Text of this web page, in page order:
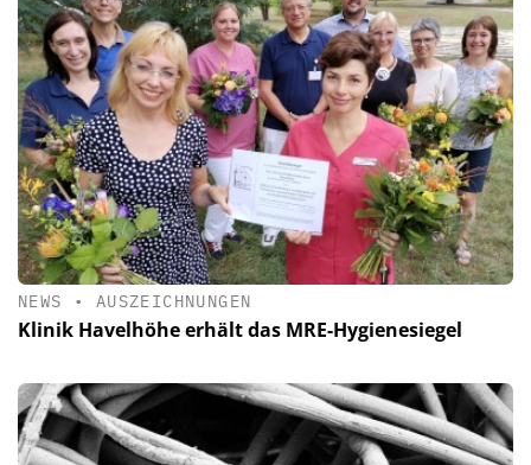
NEWS • AUSZEICHNUNGEN
Klinik Havelhöhe erhält das MRE-Hygienesiegel